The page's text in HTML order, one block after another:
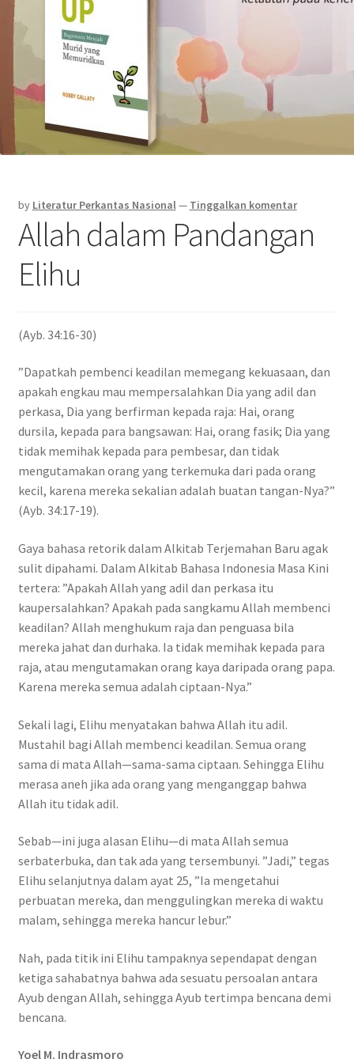
by Literatur Perkantas Nasional— Tinggalkan komentar
Allah dalam Pandangan
Elihu
(Ayb. 34:16-30)
”Dapatkah pembenci keadilan memegang kekuasaan, dan
apakah engkau mau mempersalahkan Dia yang adil dan
perkasa, Dia yang berfirman kepada raja: Hai, orang
dursila, kepada para bangsawan: Hai, orang fasik; Dia yang
tidak memihak kepada para pembesar, dan tidak
mengutamakan orang yang terkemuka dari pada orang
kecil, karena mereka sekalian adalah buatan tangan-Nya?”
(Ayb. 34:17-19).
Gaya bahasa retorik dalam Alkitab Terjemahan Baru agak
sulit dipahami. Dalam Alkitab Bahasa Indonesia Masa Kini
tertera: ”Apakah Allah yang adil dan perkasa itu
kaupersalahkan? Apakah pada sangkamu Allah membenci
keadilan? Allah menghukum raja dan penguasa bila
mereka jahat dan durhaka. Ia tidak memihak kepada para
raja, atau mengutamakan orang kaya daripada orang papa.
Karena mereka semua adalah ciptaan-Nya.”
Sekali lagi, Elihu menyatakan bahwa Allah itu adil.
Mustahil bagi Allah membenci keadilan. Semua orang
sama di mata Allah—sama-sama ciptaan. Sehingga Elihu
merasa aneh jika ada orang yang menganggap bahwa
Allah itu tidak adil.
Sebab—ini juga alasan Elihu—di mata Allah semua
serbaterbuka, dan tak ada yang tersembunyi. ”Jadi,” tegas
Elihu selanjutnya dalam ayat 25, ”Ia mengetahui
perbuatan mereka, dan menggulingkan mereka di waktu
malam, sehingga mereka hancur lebur.”
Nah, pada titik ini Elihu tampaknya sependapat dengan
ketiga sahabatnya bahwa ada sesuatu persoalan antara
Ayub dengan Allah, sehingga Ayub tertimpa bencana demi
bencana.
Yoel M. Indrasmoro